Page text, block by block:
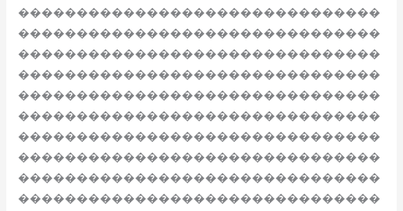
�������������������������������
�������������������������������
�������������������������������
�������������������������������
�������������������������������
�������������������������������
�������������������������������
�������������������������������
�������������������������������
�������������������������������